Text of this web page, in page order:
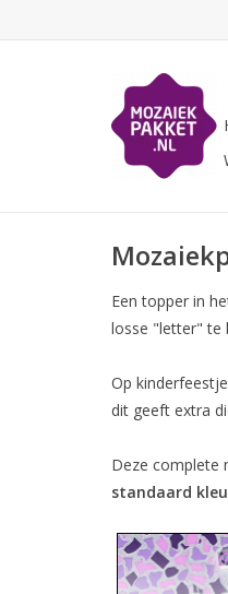
Een topper in
losse "letter" te
Op
dit geeft extra
Deze complete
standaard